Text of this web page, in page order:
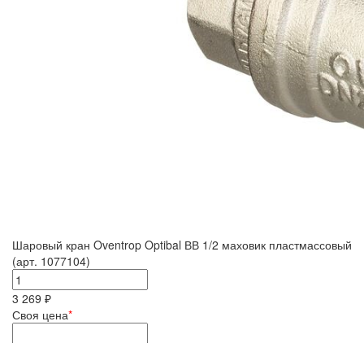
Шаровый кран Oventrop Optibal ВВ 1/2 маховик пластмассовый
(арт. 1077104)
3 269 ₽
Своя цена*